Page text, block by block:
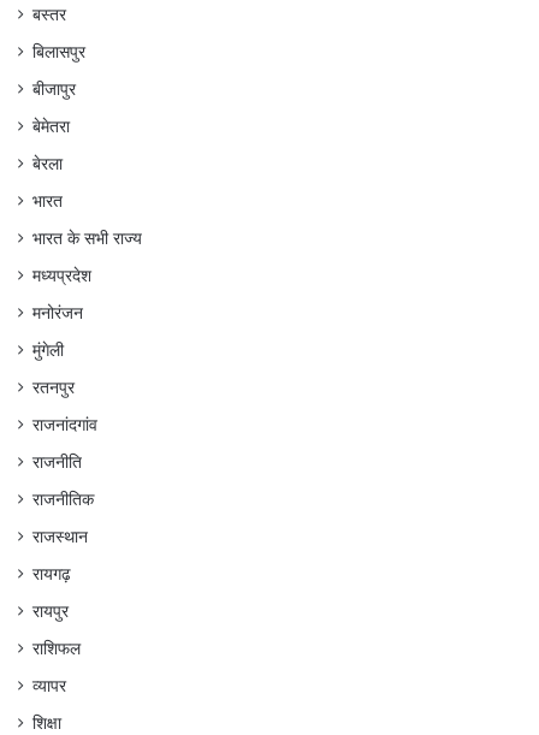
बस्तर
बिलासपुर
बीजापुर
बेमेतरा
बेरला
भारत
भारत के सभी राज्य
मध्यप्रदेश
मनोरंजन
मुंगेली
रतनपुर
राजनांदगांव
राजनीति
राजनीतिक
राजस्थान
रायगढ़
रायपुर
राशिफल
व्यापर
शिक्षा